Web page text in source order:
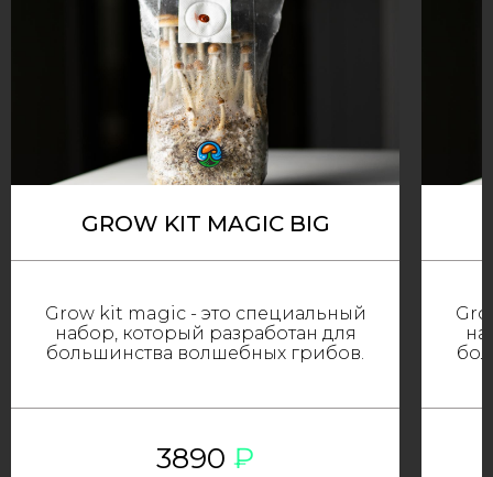
GROW KIT MAGIC BIG
Grow kit magic - это специальный
набор, который разработан для
большинства волшебных грибов.
3890₽